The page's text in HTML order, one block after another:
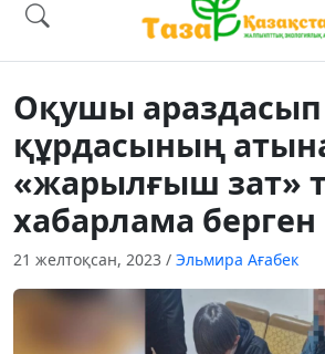
Оқушы араздасып
құрдасының
«жарылғыш зат»
хабарлама берген
21 желтоқсан, 2023 / Эльмира Ағабек